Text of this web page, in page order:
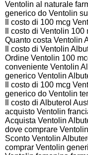
Ventolin al naturale
generico do Ventolin
Il costo di 100 mcg
Il costo di Ventolin
Quanto costa Ventolin
Il costo di Ventolin
Ordine Ventolin 100
conveniente Ventolin
generico Ventolin
Il costo di 100 mcg
generico do Ventolin
Il costo di Albuterol
acquisto Ventolin
Acquista Ventolin
dove comprare
Sconto Ventolin
comprar Ventolin